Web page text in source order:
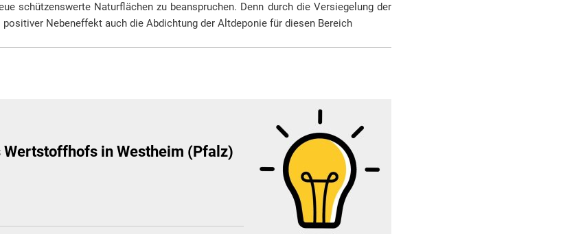
schützenswerte Naturflächen zu beanspruchen. Denn durch die Versiegelung der
Nebeneffekt auch die Abdichtung der Altdeponie für diesen Bereich
Wertstoffhofs in Westheim (Pfalz)